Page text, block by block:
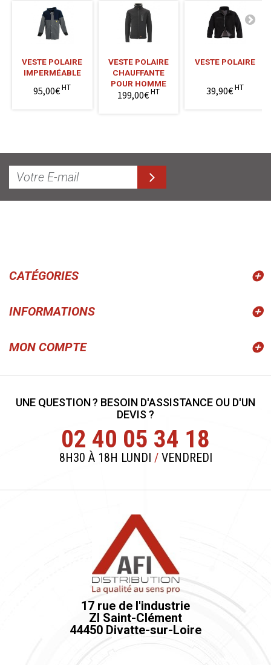
VESTE POLAIRE
IMPERMÉABLE
95,00€HT
VESTE POLAIRE
CHAUFFANTE
POUR HOMME
199,00€HT
VESTE POLAIRE
39,90€HT
CATÉGORIES
INFORMATIONS
MON COMPTE
UNE QUESTION ? BESOIN D'ASSISTANCE OU D'UN
DEVIS ?
02 40 05 34 18
8H30 À 18H LUNDI /VENDREDI
17 rue de l'industrie
ZI Saint-Clément
44450 Divatte-sur-Loire